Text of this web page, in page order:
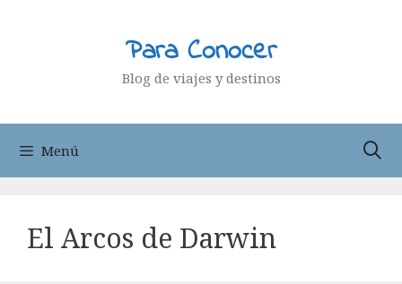
Para Conocer
Blog de viajes y destinos
Menú
El Arcos de Darwin